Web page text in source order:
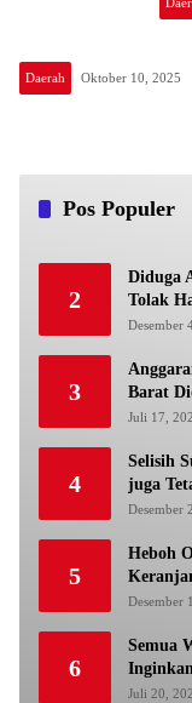
Daerah Oktober 10, 2025
Pos Populer
2
Diduga
Tolak
Desember
3
Barat
Istri
Juli 17,
4
Selisih
juga
Pemilu
Desember
5
Heboh
Desember
6
Semua
Dari
Juli 20,